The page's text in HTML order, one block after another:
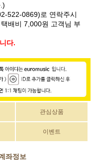
522-0869)로 연락주시
배비 7,000원 고객님 부
다.
관심상품
이벤트
좌정보